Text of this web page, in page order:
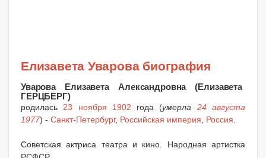
Елизавета Уварова биография
Уварова Елизавета Александровна (Елизавета
ГЕРЦБЕРГ)
родилась 23 ноября 1902 года (умерла 24 августа
1977) - Санкт-Петербург, Российская империя Россия
Советская актриса театра и кино. Народная артистка